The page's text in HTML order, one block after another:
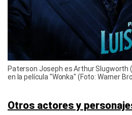
Paterson Joseph es Arthur Slugworth
en la película "Wonka" (Foto: Warner
Otros actores y